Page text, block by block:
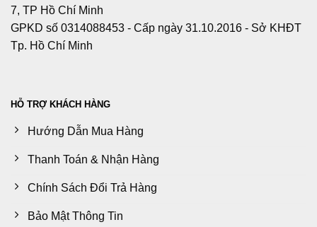
7, TP Hồ Chí Minh
GPKD số 0314088453 - Cấp ngày 31.10.2016 - Sở KHĐT
Tp. Hồ Chí Minh
HỖ TRỢ KHÁCH HÀNG
Hướng Dẫn Mua Hàng
Thanh Toán & Nhận Hàng
Chính Sách Đổi Trả Hàng
Bảo Mật Thông Tin